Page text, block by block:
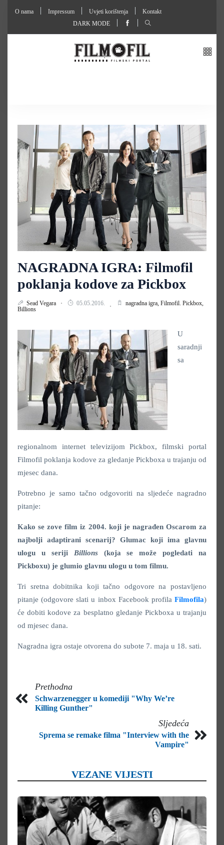
O nama Impressum Uvjeti korištenja
Kontakt
DARK MODE
NAGRADNA IGRA: Filmofil
poklanja kodove za Pickbox
Sead Vegara 05.05.2016. nagradna igra, Filmofil. Pickbox,
Billions
U
saradnji
sa
regionalnom internet televizijom Pickbox, filmski portal
Filmofil poklanja kodove za gledanje Pickboxa u trajanju od
mjesec dana.
Potrebno je samo tačno odgovoriti na sljedeće nagradno
pitanje:
Kako se zove film iz 2004. koji je nagrađen Oscarom za
najbolji adaptirani scenarij? Glumac koji ima glavnu
ulogu u seriji Billions(koja se može pogledati na
Pickboxu) je glumio glavnu ulogu u tom filmu.
Tri sretna dobitnika koji tačno odgovore na postavljeno
pitanje (odgovore slati u inbox Facebook profila Filmofila)
će dobiti kodove za besplatno gledanje Pickboxa u trajanju
od mjesec dana.
Nagradna igra ostaje otvorena do subote 7. maja u 18. sati.
Prethodna
Schwarzenegger u komediji "Why We’re
Killing Gunther"
Sljedeća
Sprema se remake filma "Interview with the
Vampire"
VEZANE VIJESTI